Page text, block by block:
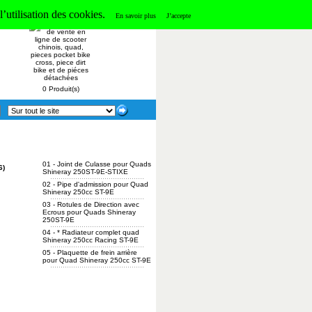
Panier
0 Produit(s)
01 - Joint de Culasse pour Quads
Shineray 250ST-9E-STIXE
02 - Pipe d'admission pour Quad
Shineray 250cc ST-9E
03 - Rotules de Direction avec
Ecrous pour Quads Shineray
250ST-9E
04 - * Radiateur complet quad
Shineray 250cc Racing ST-9E
05 - Plaquette de frein arrière
pour Quad Shineray 250cc ST-9E
des cookies. En savoir plus J’accepte